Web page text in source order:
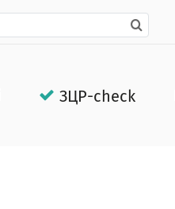
ЗЦР-check